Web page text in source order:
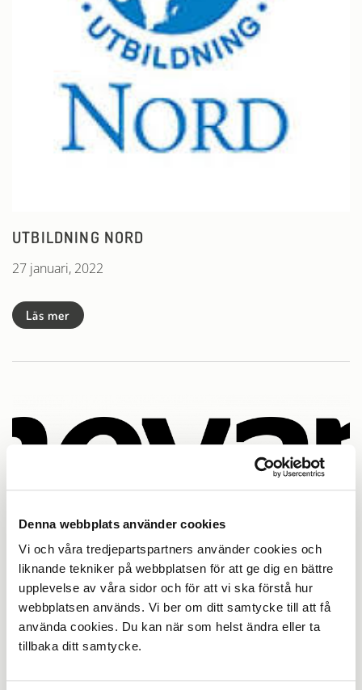
Denna webbplats använder cookies
Vi och våra tredjepartspartners använder cookies och
liknande tekniker på webbplatsen för att ge dig en bättre
upplevelse av våra sidor och för att vi ska förstå hur
webbplatsen används. Vi ber om ditt samtycke till att få
använda cookies. Du kan när som helst ändra eller ta
tillbaka ditt samtycke.
UTBILDNING NORD
27 januari, 2022
Läs mer
MOVANT AB
27 januari, 2022